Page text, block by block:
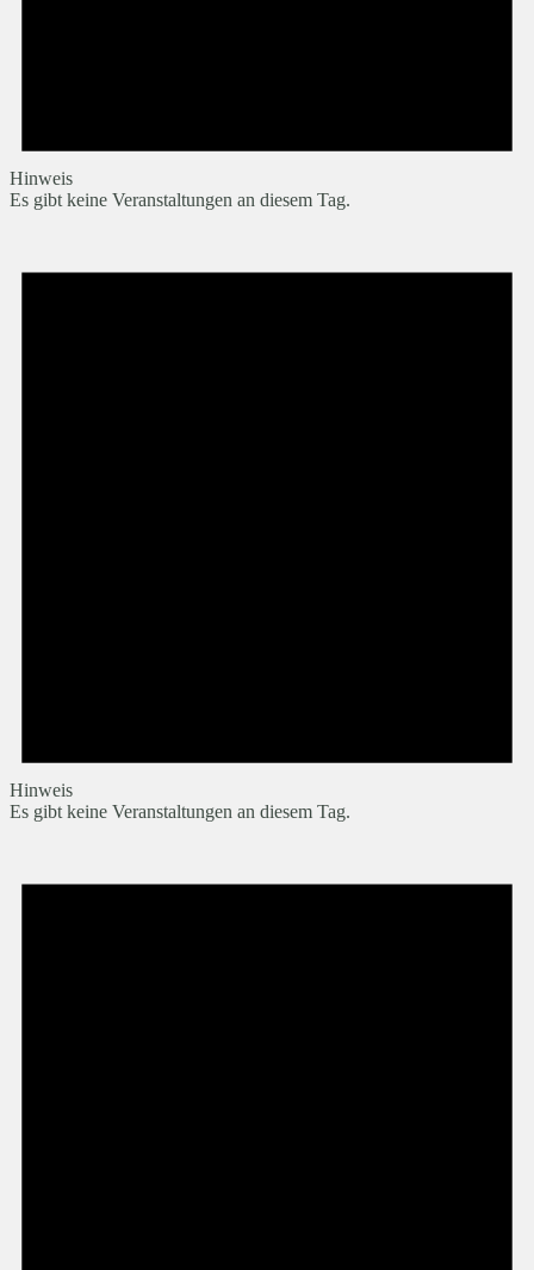
Hinweis
Es gibt keine Veranstaltungen an diesem Tag.
Hinweis
Es gibt keine Veranstaltungen an diesem Tag.